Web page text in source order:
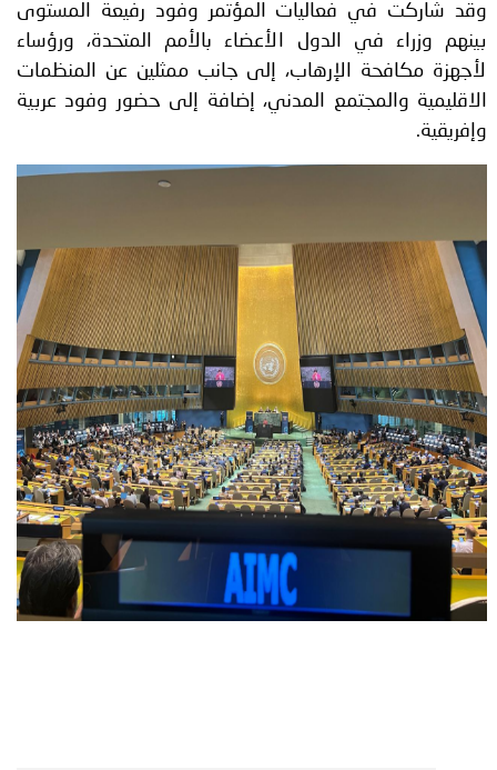
وقد شاركت في فعاليات المؤتمر وفود رفيعة المستوى
بينهم وزراء في الدول الأعضاء بالأمم المتحدة، ورؤساء
لأجهزة مكافحة الإرهاب، إلى جانب ممثلين عن المنظمات
الاقليمية والمجتمع المدني، إضافة إلى حضور وفود عربية
وإفريقية.